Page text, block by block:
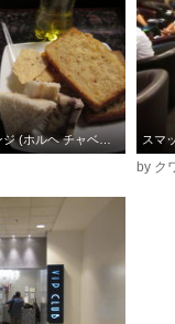
スマックVIPラウンジ (ホルヘ チャベス国際空港)
by ク